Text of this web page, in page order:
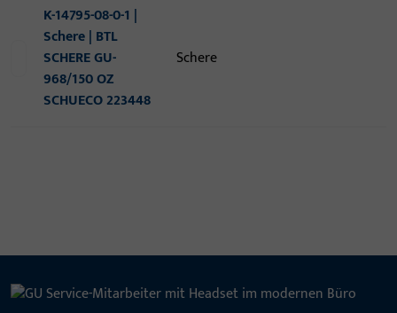
K-14795-08-0-1 |
Schere | BTL
SCHERE GU-
968/150 OZ
SCHUECO 223448
Schere